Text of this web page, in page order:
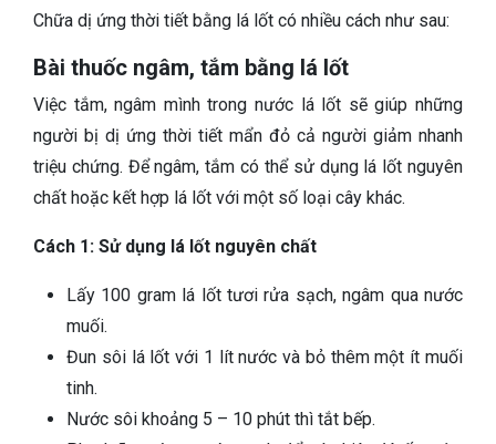
Chữa dị ứng thời tiết bằng lá lốt có nhiều cách như sau:
Bài thuốc ngâm, tắm bằng lá lốt
Việc tắm, ngâm mình trong nước lá lốt sẽ giúp những
người bị dị ứng thời tiết mẩn đỏ cả người giảm nhanh
triệu chứng. Để ngâm, tắm có thể sử dụng lá lốt nguyên
chất hoặc kết hợp lá lốt với một số loại cây khác.
Cách 1: Sử dụng lá lốt nguyên chất
Lấy 100 gram lá lốt tươi rửa sạch, ngâm qua nước
muối.
Đun sôi lá lốt với 1 lít nước và bỏ thêm một ít muối
tinh.
Nước sôi khoảng 5 – 10 phút thì tắt bếp.